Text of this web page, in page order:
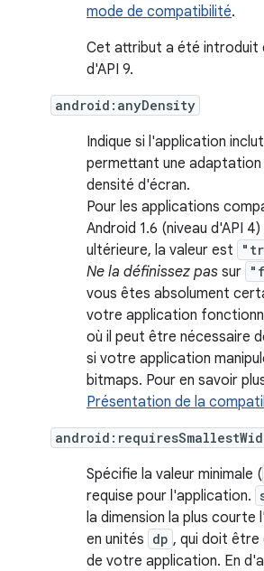
mode de compatibilité.
Cet attribut a été introduit
d'API 9.
android:anyDensity
Indique si l'application
permettant une
densité d'écran.
Pour les applications
Android 1.6 (niveau d'API
ultérieure, la valeur est
Ne la définissez pas sur
vous êtes absolument
votre application
où il peut être nécessaire
si votre application
bitmaps. Pour en savoir
Présentation de la
Spécifie la valeur minimale (
requise pour l'application.
la dimension la plus courte
en unités dp , qui doit être
de votre application. En